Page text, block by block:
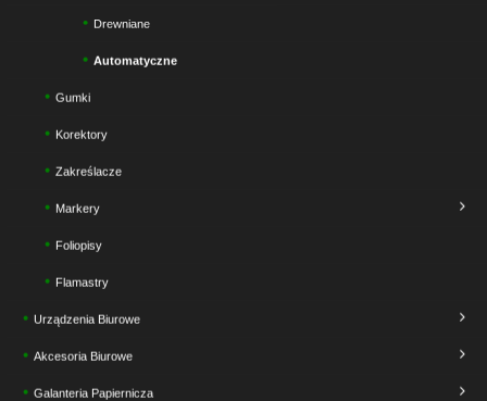
Drewniane
Automatyczne
Gumki
Korektory
Zakreślacze
Markery
Foliopisy
Flamastry
Urządzenia Biurowe
Akcesoria Biurowe
Galanteria Papiernicza